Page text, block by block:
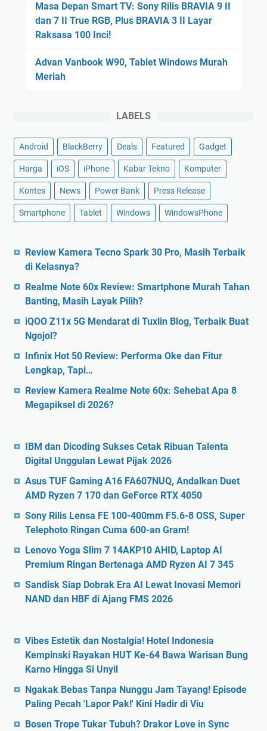
Masa Depan Smart TV: Sony Rilis BRAVIA 9 II
dan 7 II True RGB, Plus BRAVIA 3 II Layar
Raksasa 100 Inci!
Advan Vanbook W90, Tablet Windows Murah
Meriah
LABELS
Android BlackBerry Deals Featured Gadget
Harga iOS iPhone Kabar Tekno Komputer
Kontes News Power Bank Press Release
Smartphone Tablet Windows WindowsPhone
Review Kamera Tecno Spark 30 Pro, Masih Terbaik
di Kelasnya?
Realme Note 60x Review: Smartphone Murah Tahan
Banting, Masih Layak Pilih?
iQOO Z11x 5G Mendarat di Tuxlin Blog, Terbaik Buat
Ngojol?
Infinix Hot 50 Review: Performa Oke dan Fitur
Lengkap, Tapi…
Review Kamera Realme Note 60x: Sehebat Apa 8
Megapiksel di 2026?
IBM dan Dicoding Sukses Cetak Ribuan Talenta
Digital Unggulan Lewat Pijak 2026
Asus TUF Gaming A16 FA607NUQ, Andalkan Duet
AMD Ryzen 7 170 dan GeForce RTX 4050
Sony Rilis Lensa FE 100-400mm F5.6-8 OSS, Super
Telephoto Ringan Cuma 600-an Gram!
Lenovo Yoga Slim 7 14AKP10 AHID, Laptop AI
Premium Ringan Bertenaga AMD Ryzen AI 7 345
Sandisk Siap Dobrak Era AI Lewat Inovasi Memori
NAND dan HBF di Ajang FMS 2026
Vibes Estetik dan Nostalgia! Hotel Indonesia
Kempinski Rayakan HUT Ke-64 Bawa Warisan Bung
Karno Hingga Si Unyil
Ngakak Bebas Tanpa Nunggu Jam Tayang! Episode
Paling Pecah 'Lapor Pak!' Kini Hadir di Viu
Bosen Trope Tukar Tubuh? Drakor Love in Sync